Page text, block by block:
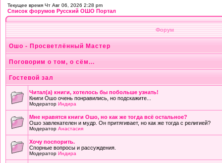
Текущее время Чт Авг 06, 2026 2:28 pm
Список форумов Русский ОШО Портал
Форум
Ошо - Просветлённый Мастер
Поговорим о том, о сём...
Гостевой зал
Читал(а) книги, хотелось бы побольше узнать!
Книги Ошо очень понравились, но подскажите...
Модератор Индира
Мне нравятся книги Ошо, но как же тогда всё остальное?
Ошо завлекателен и мудр. Он притягивает, но как же тогда с религией?
Модератор Анастасия
Хочу поспорить.
Спорные вопросы и рассуждения.
Модератор Индира